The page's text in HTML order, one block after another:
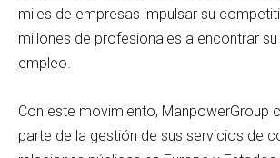
miles de empresas impulsar su
millones de profesionales a encontrar su
empleo.
Con este movimiento, ManpowerGroup
parte de la gestión de sus servicios de